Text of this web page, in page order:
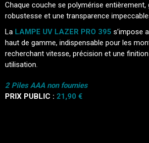
Chaque couche se polymérise entièrement,
robustesse et une transparence
La LAMPE UV LAZER PRO 395 s’impose
haut de gamme, indispensable pour les
recherchant vitesse, précision et une
utilisation.
2 Piles AAA non fournies
PRIX PUBLIC : 21,90 €